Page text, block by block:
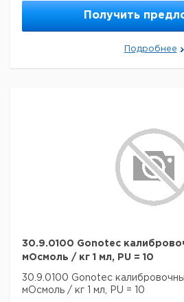
Получить
Подробнее
30.9.0100 Gonotec
мОсмоль / кг 1 мл, PU = 10
30.9.0100 Gonotec
мОсмоль / кг 1 мл, PU = 10